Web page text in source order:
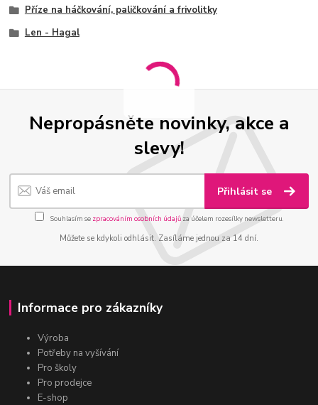
Příze na háčkování, paličkování a frivolitky
Len - Hagal
Nepropásněte novinky, akce a
slevy!
Přihlásit se
Souhlasím se zpracováním osobních údajůza účelem rozesílky newsletteru.
Můžete se kdykoli odhlásit. Zasíláme jednou za 14 dní.
Informace pro zákazníky
Výroba
Potřeby na vyšívání
Pro školy
Pro prodejce
E-shop